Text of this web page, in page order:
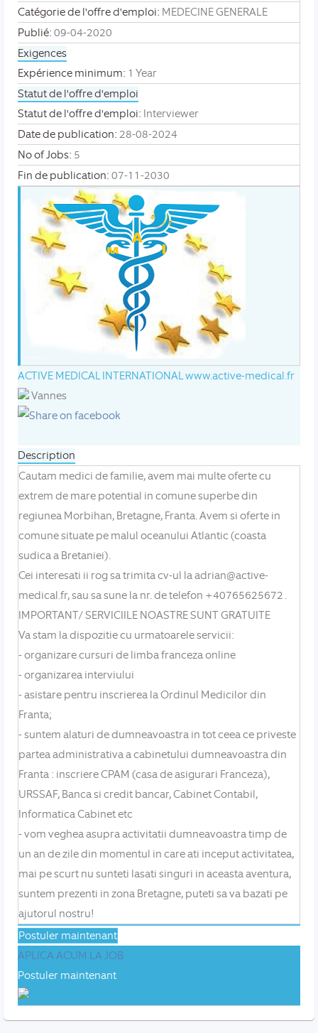
Catégorie de l'offre d'emploi: MEDECINE GENERALE
Publié: 09-04-2020
Exigences
Expérience minimum: 1 Year
Statut de l'offre d'emploi
Statut de l'offre d'emploi: Interviewer
Date de publication: 28-08-2024
No of Jobs: 5
Fin de publication: 07-11-2030
ACTIVE MEDICAL INTERNATIONALwww.active-medical.fr
Vannes
Description
Cautam medici de familie, avem mai multe oferte cu
extrem de mare potential in comune superbe din
regiunea Morbihan, Bretagne, Franta. Avem si oferte in
comune situate pe malul oceanului Atlantic (coasta
sudica a Bretaniei).
Cei interesati ii rog sa trimita cv-ul la adrian@active-
medical.fr, sau sa sune la nr. de telefon +40765625672 .
IMPORTANT/ SERVICIILE NOASTRE SUNT GRATUITE
Va stam la dispozitie cu urmatoarele servicii:
- organizare cursuri de limba franceza online
- organizarea interviului
- asistare pentru inscrierea la Ordinul Medicilor din
Franta;
- suntem alaturi de dumneavoastra in tot ceea ce priveste
partea administrativa a cabinetului dumneavoastra din
Franta : inscriere CPAM (casa de asigurari Franceza),
URSSAF, Banca si credit bancar, Cabinet Contabil,
Informatica Cabinet etc
- vom veghea asupra activitatii dumneavoastra timp de
un an de zile din momentul in care ati inceput activitatea,
mai pe scurt nu sunteti lasati singuri in aceasta aventura,
suntem prezenti in zona Bretagne, puteti sa va bazati pe
ajutorul nostru!
Postuler maintenant
APLICA ACUM LA JOB
Postuler maintenant